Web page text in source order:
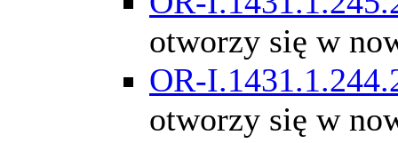
otworzy się w
OR-
otworzy się w